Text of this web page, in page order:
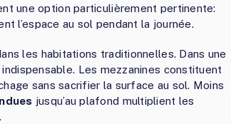
une option particulièrement pertinente:
l’espace au sol pendant la journée.
les habitations traditionnelles. Dans une
Les mezzanines constituent
sans sacrifier la surface au sol. Moins
jusqu’au plafond multiplient les